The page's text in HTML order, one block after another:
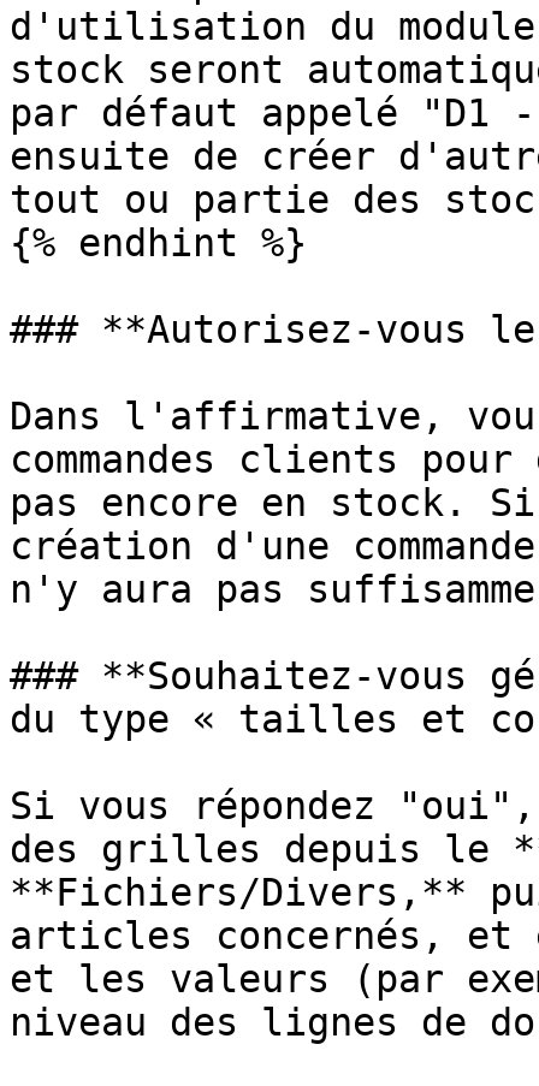
d'utilisation du
stock seront
par défaut appelé
ensuite de créer
tout ou partie des
{% endhint %}
### **Autorisez-vous
Dans l'affirmative,
commandes clients
pas encore en stock.
création d'une
n'y aura pas
### **Souhaitez-vous
du type « tailles et
Si vous répondez
des grilles depuis le
**Fichiers/Divers,**
articles concernés,
et les valeurs (par
niveau des lignes de